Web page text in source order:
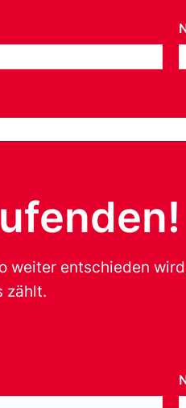
weiter entschieden
zählt.